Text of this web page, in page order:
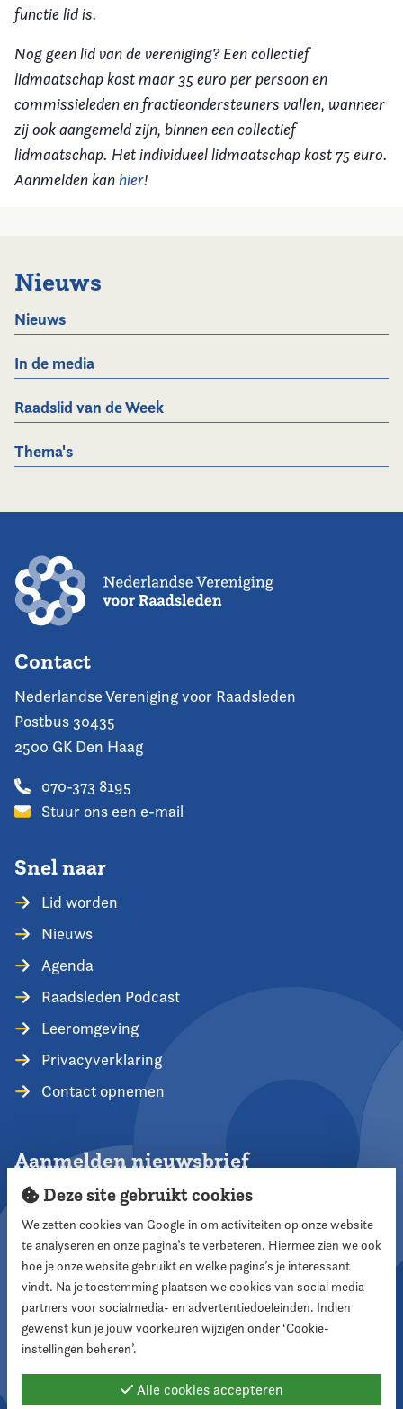
functie lid is.
Nog geen lid van de vereniging? Een collectief
lidmaatschap kost maar 35 euro per persoon en
commissieleden en fractieondersteuners vallen, wanneer
zij ook aangemeld zijn, binnen een collectief
lidmaatschap. Het individueel lidmaatschap kost 75 euro.
Aanmelden kanhier!
Nieuws
Nieuws
In de media
Raadslid van de Week
Thema's
Contact
Nederlandse Vereniging voor Raadsleden
Postbus 30435
2500 GK Den Haag
070-373 8195
Stuur ons een e-mail
Snel naar
Lid worden
Nieuws
Agenda
Raadsleden Podcast
Leeromgeving
Privacyverklaring
Contact opnemen
Aanmelden nieuwsbrief
Aanmelden
Volg ons
Deze site gebruikt cookies
We zetten cookies van Google in om activiteiten op onze website
te analyseren en onze pagina’s te verbeteren. Hiermee zien we ook
hoe je onze website gebruikt en welke pagina’s je interessant
vindt. Na je toestemming plaatsen we cookies van social media
partners voor socialmedia- en advertentiedoeleinden. Indien
gewenst kun je jouw voorkeuren wijzigen onder ‘Cookie-
instellingen beheren’.
Alle cookies accepteren